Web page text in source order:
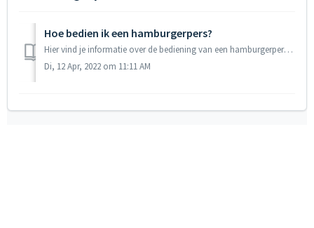
Hoe bedien ik een hamburgerpers?
Hier vind je informatie over de bediening van een hamburgerpers. Werking Stap 1: Breng de hendel helemaal naar de achterkant van het apparaat. Le...
Di, 12 Apr, 2022 om 11:11 AM